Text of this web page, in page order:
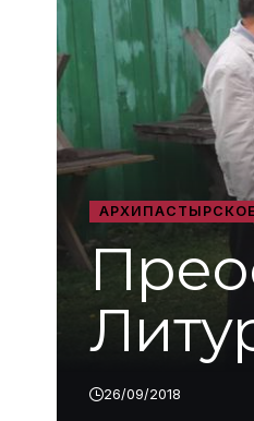
26/09/2018